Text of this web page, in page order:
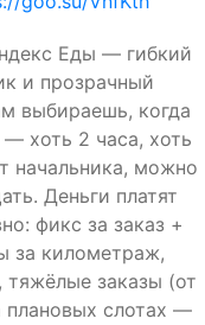
Еды — гибкий
и прозрачный
выбираешь, когда
— хоть 2 часа, хоть
начальника, можно
Деньги платят
фикс за заказ +
за километраж,
тяжёлые заказы (от
плановых слотах —